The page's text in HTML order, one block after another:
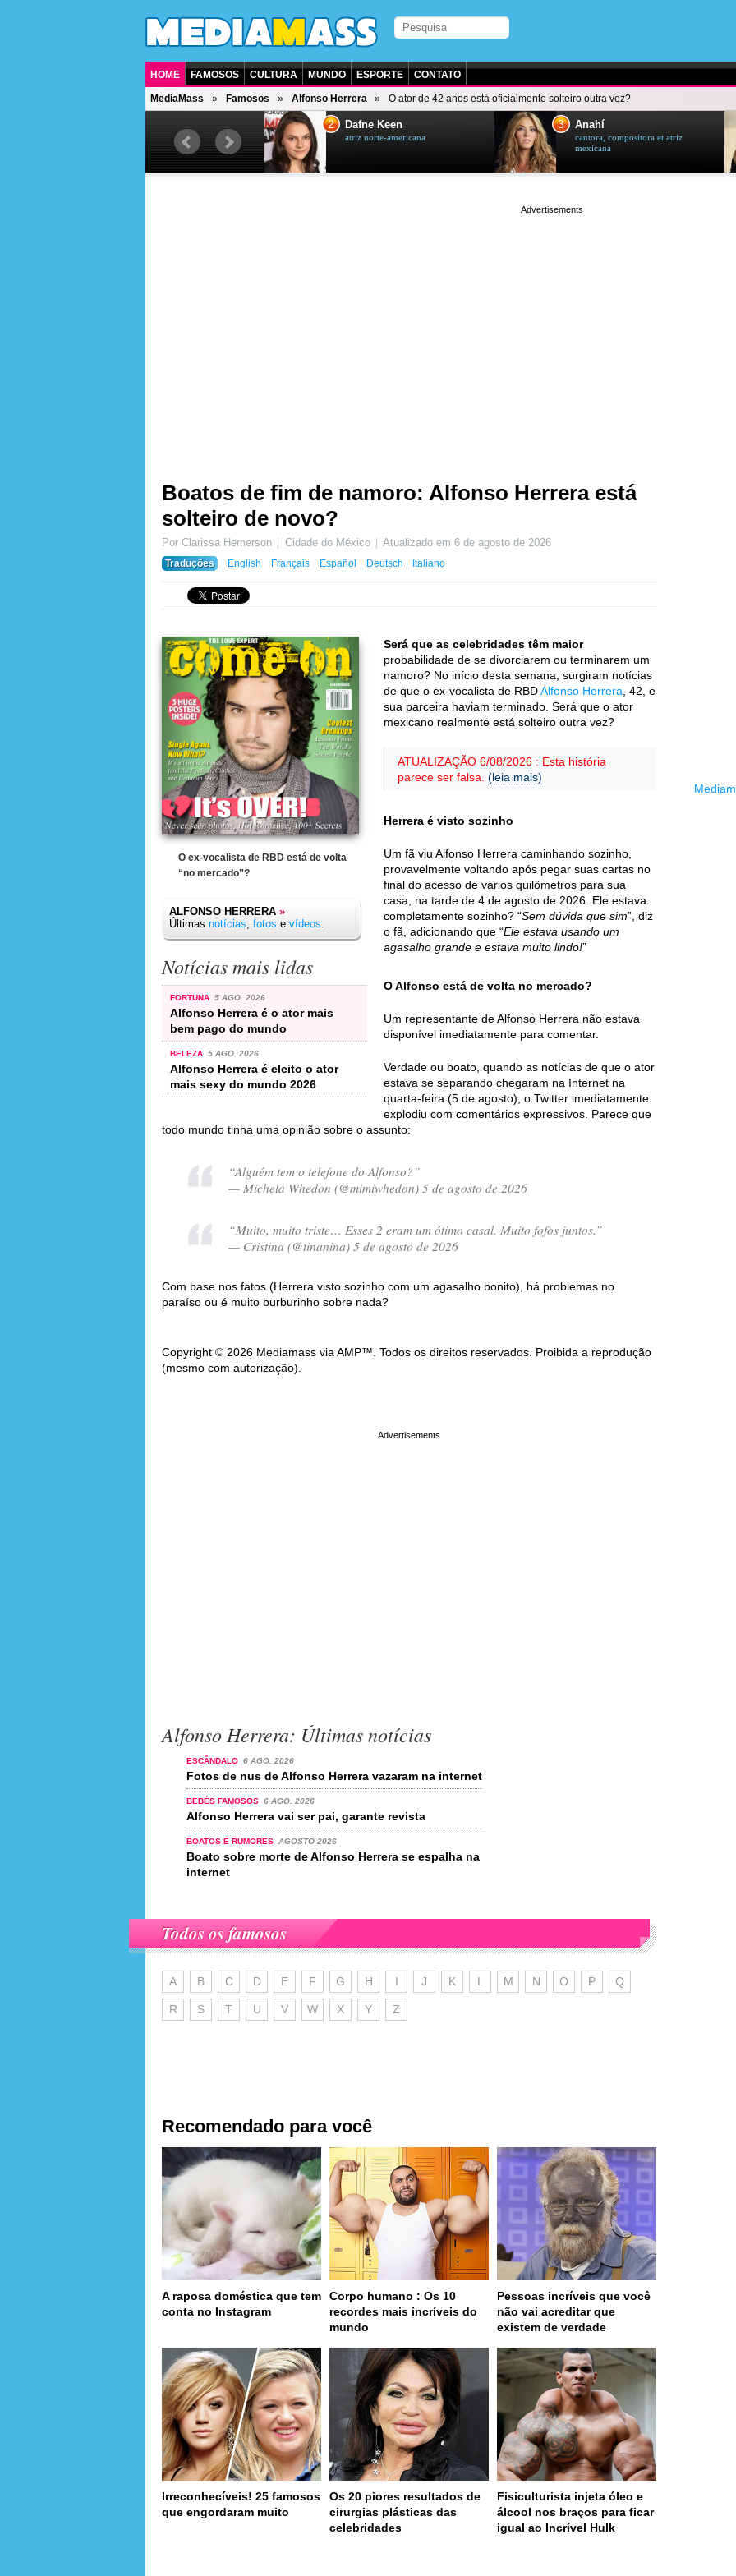
HOME FAMOSOS CULTURA MUNDO ESPORTE CONTATO
MediaMass Famosos Alfonso Herrera O ator de 42 anos está oficialmente solteiro outra vez?
2 Dafne Keen
atriz norte-americana
3 Anahí
cantora, compositora et atriz
mexicana
Boatos de fim de namoro: Alfonso Herrera está
solteiro de novo?
Por Clarissa Hemerson Cidade do México Atualizado em6 de agosto de 2026
Traduções
English Français Español Deutsch Italiano
O ex-vocalista de RBD está de volta
“no mercado”?
ALFONSO HERRERA »
Últimas notícias, fotos e vídeos.
Notícias mais lidas
FORTUNA 5 AGO. 2026
Alfonso Herrera é o ator mais
bem pago do mundo
BELEZA 5 AGO. 2026
Alfonso Herrera é eleito o ator
mais sexy do mundo 2026
Será que as celebridades têm maior
probabilidade de se divorciarem ou terminarem um
namoro? No início desta semana, surgiram notícias
de que o ex-vocalista de RBDAlfonso Herrera , 42, e
sua parceira haviam terminado. Será que o ator
mexicano realmente está solteiro outra vez?
ATUALIZAÇÃO 6/08/2026 : Esta história
parece ser falsa. (leia mais)
Herrera é visto sozinho
Um fã viu Alfonso Herrera caminhando sozinho,
provavelmente voltando após pegar suas cartas no
final do acesso de vários quilômetros para sua
casa, na tarde de 4 de agosto de 2026. Ele estava
completamente sozinho? “Sem dúvida que sim”, diz
o fã, adicionando que “Ele estava usando um
agasalho grande e estava muito lindo!”
O Alfonso está de volta no mercado?
Um representante de Alfonso Herrera não estava
disponível imediatamente para comentar.
Verdade ou boato, quando as notícias de que o ator
estava se separando chegaram na Internet na
quarta-feira (5 de agosto), o Twitter imediatamente
explodiu com comentários expressivos. Parece que
todo mundo tinha uma opinião sobre o assunto:
“Alguém tem o telefone do Alfonso?”
— Michela Whedon (@mimiwhedon) 5 de agosto de 2026
“Muito, muito triste… Esses 2 eram um ótimo casal. Muito fofos juntos.”
— Cristina (@tinanina) 5 de agosto de 2026
Com base nos fatos (Herrera visto sozinho com um agasalho bonito), há problemas no
paraíso ou é muito burburinho sobre nada?
Copyright © 2026 Mediamass via AMP™. Todos os direitos reservados. Proibida a reprodução
(mesmo com autorização).
Alfonso Herrera: Últimas notícias
ESCÂNDALO 6 AGO. 2026
Fotos de nus de Alfonso Herrera vazaram na internet
BEBÉS FAMOSOS 6 AGO. 2026
Alfonso Herrera vai ser pai, garante revista
BOATOS E RUMORES AGOSTO 2026
Boato sobre morte de Alfonso Herrera se espalha na
internet
Todos os famosos
A B C D E F G H I J K L M N O P Q
R S T U V W X Y Z
Recomendado para você
A raposa doméstica que tem
conta no Instagram
Corpo humano : Os 10
recordes mais incríveis do
mundo
Pessoas incríveis que você
não vai acreditar que
existem de verdade
Irreconhecíveis! 25 famosos
que engordaram muito
Os 20 piores resultados de
cirurgias plásticas das
celebridades
Fisiculturista injeta óleo e
álcool nos braços para ficar
igual ao Incrível Hulk